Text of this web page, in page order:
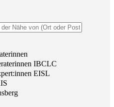
IBCLC
EISL